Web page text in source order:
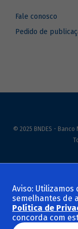
Fale conosco
Pedido de
© 2025 BNDES -
Aviso: Utilizamos
semelhantes de
Política de
concorda com